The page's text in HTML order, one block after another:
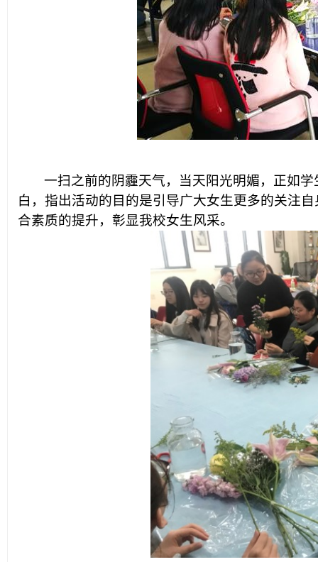
一扫之前的阴霾天气，当天阳光明媚，正如
白，指出活动的目的是引导广大女生更多的关注
合素质的提升，彰显我校女生风采。